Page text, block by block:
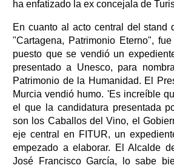
ha enfatizado la ex concejala de
En cuanto al acto central del stand
"Cartagena, Patrimonio Eterno",
puesto que se vendió un
presentado a Unesco, para
Patrimonio de la Humanidad. El
Murcia vendió humo. 'Es increíble
el que la candidatura presentada
son los Caballos del Vino, el
eje central en FITUR, un
empezado a elaborar. El Alcalde
José Francisco García, lo sabe